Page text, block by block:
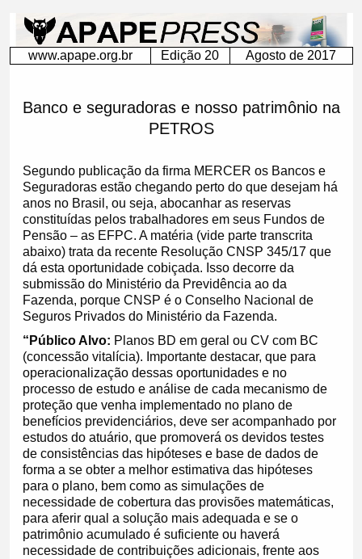
www.apape.org.br Edição 20 Agosto de 2017
Banco e seguradoras e nosso patrimônio na
PETROS
Segundo publicação da firma MERCER os Bancos e
Seguradoras estão chegando perto do que desejam há
anos no Brasil, ou seja, abocanhar as reservas
constituídas pelos trabalhadores em seus Fundos de
Pensão – as EFPC. A matéria (vide parte transcrita
abaixo) trata da recente Resolução CNSP 345/17 que
dá esta oportunidade cobiçada. Isso decorre da
submissão do Ministério da Previdência ao da
Fazenda, porque CNSP é o Conselho Nacional de
Seguros Privados do Ministério da Fazenda.
“Público Alvo: Planos BD em geral ou CV com BC
(concessão vitalícia). Importante destacar, que para
operacionalização dessas oportunidades e no
processo de estudo e análise de cada mecanismo de
proteção que venha implementado no plano de
benefícios previdenciários, deve ser acompanhado por
estudos do atuário, que promoverá os devidos testes
de consistências das hipóteses e base de dados de
forma a se obter a melhor estimativa das hipóteses
para o plano, bem como as simulações de
necessidade de cobertura das provisões matemáticas,
para aferir qual a solução mais adequada e se o
patrimônio acumulado é suficiente ou haverá
necessidade de contribuições adicionais, frente aos